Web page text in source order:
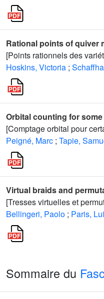
Rational points of quiver
[Points rationnels des
Hoskins, Victoria ;
Orbital counting for
[Comptage orbital pour
Peigné, Marc ; Tapie,
Virtual braids and
[Tresses virtuelles et
Bellingeri, Paolo ; Paris,
Sommaire du